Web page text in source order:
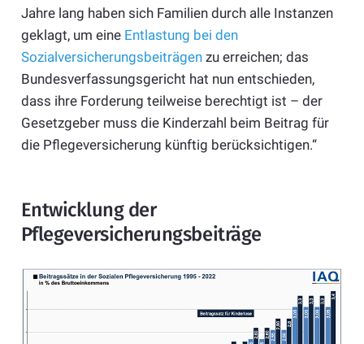
Jahre lang haben sich Familien durch alle Instanzen
geklagt, um eine Entlastung bei den
Sozialversicherungsbeiträgenzu erreichen; das
Bundesverfassungsgericht hat nun entschieden,
dass ihre Forderung teilweise berechtigt ist – der
Gesetzgeber muss die Kinderzahl beim Beitrag für
die Pflegeversicherung künftig berücksichtigen.“
Entwicklung der
Pflegeversicherungsbeiträge